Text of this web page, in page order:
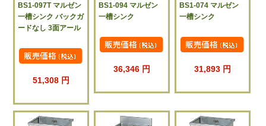
BS1-097T マルゼン
一槽シンク バックガ
ードなし 3面アール
51,308 円
BS1-094 マルゼン
一槽シンク
36,346 円
BS1-074 マルゼン
一槽シンク
31,893 円